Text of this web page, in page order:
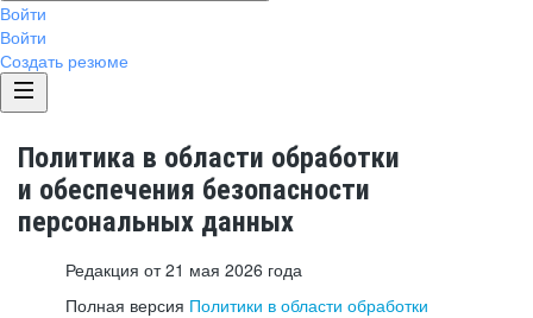
Войти
Войти
Создать резюме
Политика в области обработки
и обеспечения безопасности
персональных данных
Редакция от 21 мая 2026 года
Полная версия Политики в области обработки